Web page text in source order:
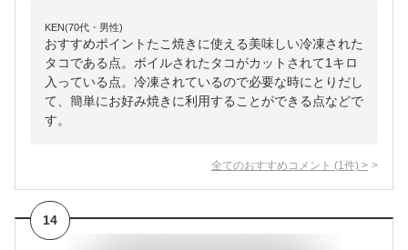
KEN(70代・男性)
おすすめポイントたこ焼きに使える美味しい冷凍された
タコである点。ボイルされたタコがカットされて1キロ
入っている点。冷凍されているので必要な時にとりだし
て、簡単にお好み焼きに利用することができる点などで
す。
全てのおすすめコメント (1 件) >
14